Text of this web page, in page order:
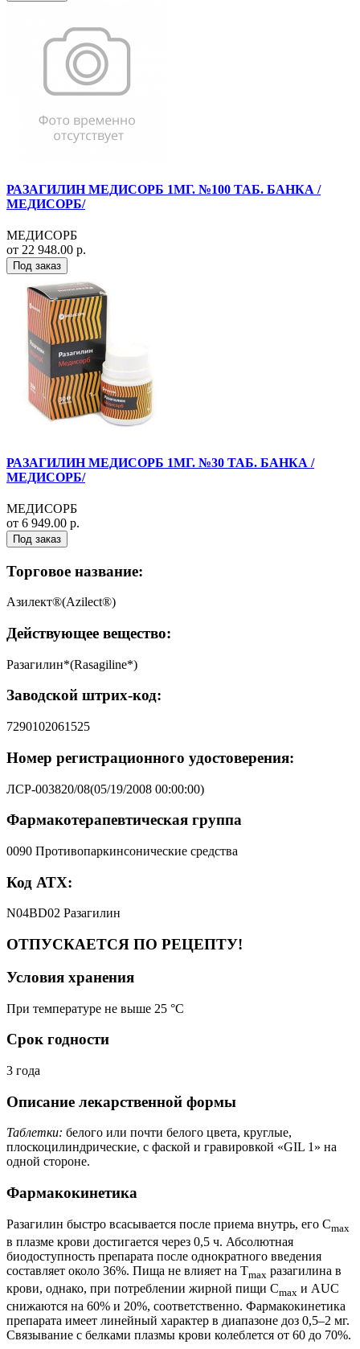
РАЗАГИЛИН МЕДИСОРБ 1МГ. №100 ТАБ. БАНКА /
МЕДИСОРБ/
МЕДИСОРБ
от 22 948.00 р.
Под заказ
РАЗАГИЛИН МЕДИСОРБ 1МГ. №30 ТАБ. БАНКА /
МЕДИСОРБ/
МЕДИСОРБ
от 6 949.00 р.
Под заказ
Торговое название:
Азилект®(Azilect®)
Действующее вещество:
Разагилин*(Rasagiline*)
Заводской штрих-код:
7290102061525
Номер регистрационного удостоверения:
ЛСР-003820/08(05/19/2008 00:00:00)
Фармакотерапевтическая группа
0090 Противопаркинсонические средства
Код АТХ:
N04BD02 Разагилин
ОТПУСКАЕТСЯ ПО РЕЦЕПТУ!
Условия хранения
При температуре не выше 25 °C
Срок годности
3 года
Описание лекарственной формы
Таблетки: белого или почти белого цвета, круглые,
плоскоцилиндрические, с фаской и гравировкой «GIL 1» на
одной стороне.
Фармакокинетика
Разагилин быстро всасывается после приема внутрь, его Cmax
в плазме крови достигается через 0,5 ч. Абсолютная
биодоступность препарата после однократного введения
составляет около 36%. Пища не влияет на Tmax разагилина в
крови, однако, при потреблении жирной пищи Cmax и AUC
снижаются на 60% и 20%, соответственно. Фармакокинетика
препарата имеет линейный характер в диапазоне доз 0,5–2 мг.
Связывание с белками плазмы крови колеблется от 60 до 70%.